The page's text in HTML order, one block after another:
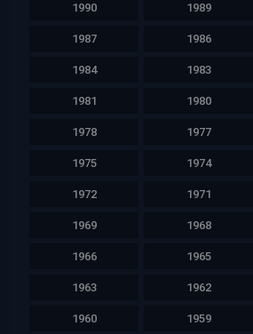
1990 1989
1987 1986
1984 1983
1981 1980
1978 1977
1975 1974
1972 1971
1969 1968
1966 1965
1963 1962
1960 1959